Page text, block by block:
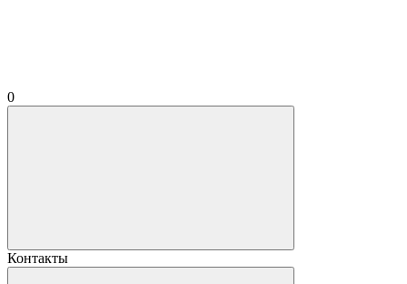
0
Контакты